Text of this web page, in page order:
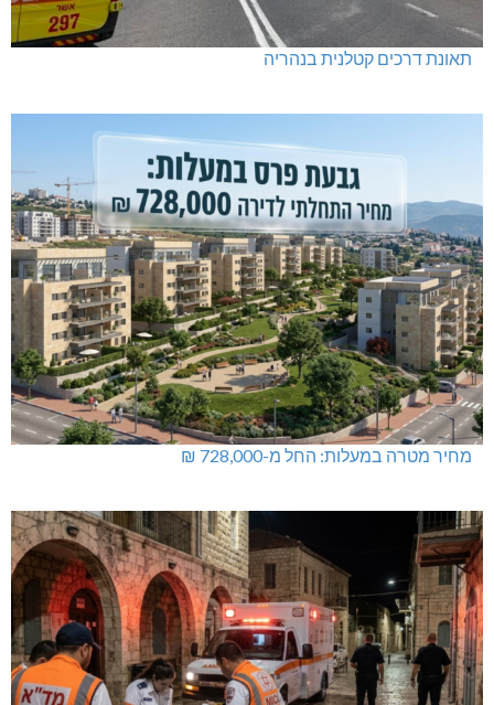
תאונת דרכים קטלנית בנהריה
מחיר מטרה במעלות: החל מ-728,000 ₪